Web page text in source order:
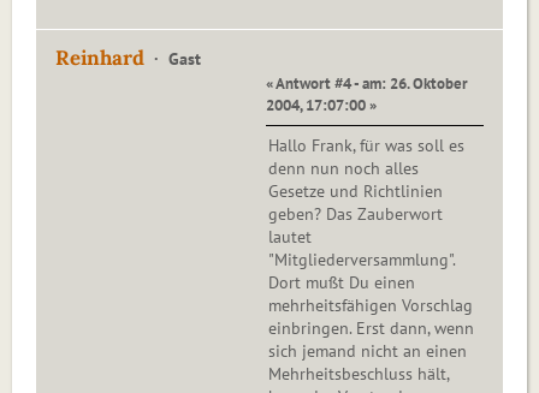
Reinhard Gast
« Antwort #4 - am: 26. Oktober
2004, 17:07:00 »
Hallo Frank, für was soll es
denn nun noch alles
Gesetze und Richtlinien
geben? Das Zauberwort
lautet
"Mitgliederversammlung".
Dort mußt Du einen
mehrheitsfähigen Vorschlag
einbringen. Erst dann, wenn
sich jemand nicht an einen
Mehrheitsbeschluss hält,